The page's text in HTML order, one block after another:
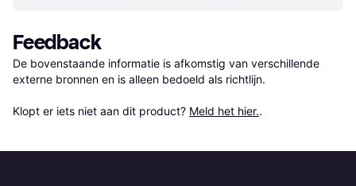
Feedback
De bovenstaande informatie is afkomstig van verschillende
externe bronnen en is alleen bedoeld als richtlijn.
Klopt er iets niet aan dit product? Meld het hier..